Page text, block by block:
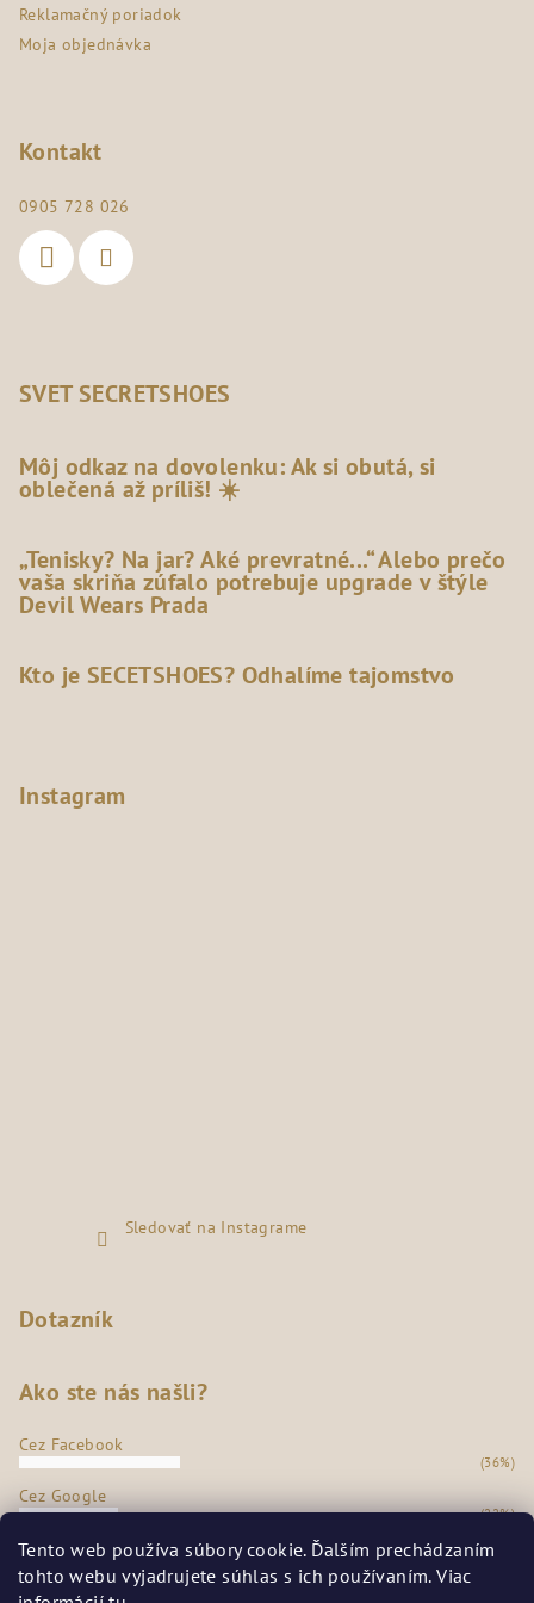
Tento web používa súbory cookie. Ďalším prechádzaním
tohto webu vyjadrujete súhlas s ich používaním. Viac
Reklamačný poriadok
Moja objednávka
Kontakt
0905 728 026
SVET SECRETSHOES
Môj odkaz na dovolenku: Ak si obutá, si
oblečená až príliš! ☀️
„Tenisky? Na jar? Aké prevratné...“ Alebo prečo
vaša skriňa zúfalo potrebuje upgrade v štýle
Devil Wears Prada
Kto je SECETSHOES? Odhalíme tajomstvo
Instagram
Sledovať na Instagrame
Dotazník
Ako ste nás našli?
Cez Facebook
(36%)
Cez Google
(22%)
Z našej predajne
Odporúčanie známych